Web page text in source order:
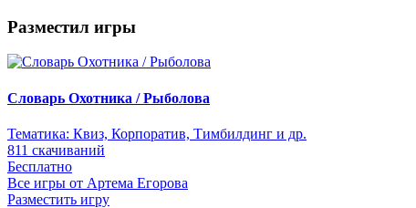
Разместил игры
Словарь Охотника / Рыболова
Тематика: Квиз, Корпоратив, Тимбилдинг и др.
811 скачиваний
Бесплатно
Все игры от Артема Егорова
Разместить игру